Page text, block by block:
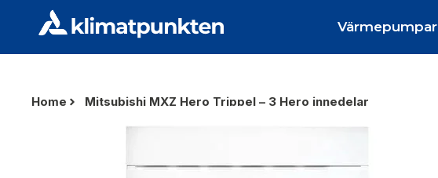
Värmepumpar
Home Mitsubishi MXZ Hero Trippel – 3 Hero innedelar